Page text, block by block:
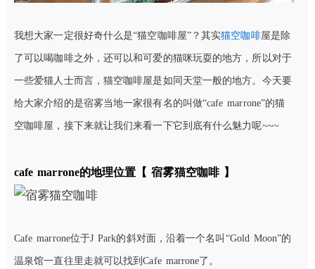
我想大家一定很好奇什么是“猫空咖啡屋”？其实猫空咖啡屋是除
了可以喝咖啡之外，还可以和可爱的猫咪玩耍的地方，所以对于
一些爱猫人士而言，猫空咖啡屋是如同天堂一般的地方。今天要
给大家介绍的是宿雾当地一家很有名的叫做“cafe marrone”的猫
空咖啡屋，接下来就让我们来看一下它到底有什么魅力呢~~~
cafe marrone的地理位置【 宿雾猫空咖啡 】
Cafe marrone位于J Park的斜对面，沿着一个名叫“Gold Moon”的
温泉馆一直往里走就可以找到Cafe marrone了。